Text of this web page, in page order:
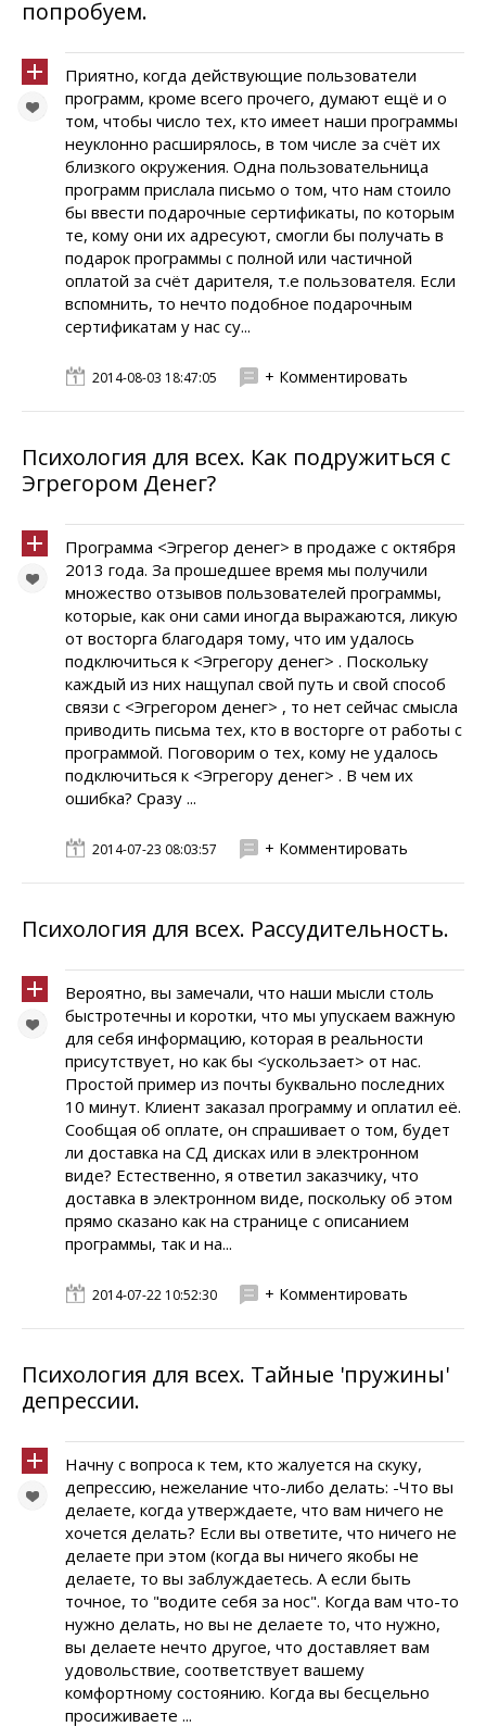
попробуем.
Приятно, когда действующие пользователи
программ, кроме всего прочего, думают ещё и о
том, чтобы число тех, кто имеет наши программы
неуклонно расширялось, в том числе за счёт их
близкого окружения. Одна пользовательница
программ прислала письмо о том, что нам стоило
бы ввести подарочные сертификаты, по которым
те, кому они их адресуют, смогли бы получать в
подарок программы с полной или частичной
оплатой за счёт дарителя, т.е пользователя. Если
вспомнить, то нечто подобное подарочным
сертификатам у нас су...
2014-08-03 18:47:05 + Комментировать
Психология для всех. Как подружиться с
Эгрегором Денег?
Программа <Эгрегор денег> в продаже с октября
2013 года. За прошедшее время мы получили
множество отзывов пользователей программы,
которые, как они сами иногда выражаются, ликую
от восторга благодаря тому, что им удалось
подключиться к <Эгрегору денег> . Поскольку
каждый из них нащупал свой путь и свой способ
связи с <Эгрегором денег> , то нет сейчас смысла
приводить письма тех, кто в восторге от работы с
программой. Поговорим о тех, кому не удалось
подключиться к <Эгрегору денег> . В чем их
ошибка? Сразу ...
2014-07-23 08:03:57 + Комментировать
Психология для всех. Рассудительность.
Вероятно, вы замечали, что наши мысли столь
быстротечны и коротки, что мы упускаем важную
для себя информацию, которая в реальности
присутствует, но как бы <ускользает> от нас.
Простой пример из почты буквально последних
10 минут. Клиент заказал программу и оплатил её.
Сообщая об оплате, он спрашивает о том, будет
ли доставка на СД дисках или в электронном
виде? Естественно, я ответил заказчику, что
доставка в электронном виде, поскольку об этом
прямо сказано как на странице с описанием
программы, так и на...
2014-07-22 10:52:30 + Комментировать
Психология для всех. Тайные 'пружины'
депрессии.
Начну с вопроса к тем, кто жалуется на скуку,
депрессию, нежелание что-либо делать: -Что вы
делаете, когда утверждаете, что вам ничего не
хочется делать? Если вы ответите, что ничего не
делаете при этом (когда вы ничего якобы не
делаете, то вы заблуждаетесь. А если быть
точное, то "водите себя за нос". Когда вам что-то
нужно делать, но вы не делаете то, что нужно,
вы делаете нечто другое, что доставляет вам
удовольствие, соответствует вашему
комфортному состоянию. Когда вы бесцельно
просиживаете ...